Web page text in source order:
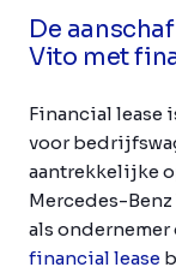
De
Vito met
Financial lease
voor
aantrekkelijke
Mercedes-
als ondernemer
financial lease